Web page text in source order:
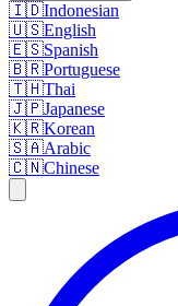
🇮🇩Indonesian
🇺🇸English
🇪🇸Spanish
🇧🇷Portuguese
🇹🇭Thai
🇯🇵Japanese
🇰🇷Korean
🇸🇦Arabic
🇨🇳Chinese